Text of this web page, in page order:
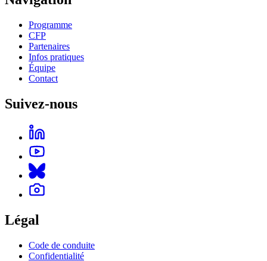
Programme
CFP
Partenaires
Infos pratiques
Équipe
Contact
Suivez-nous
Légal
Code de conduite
Confidentialité